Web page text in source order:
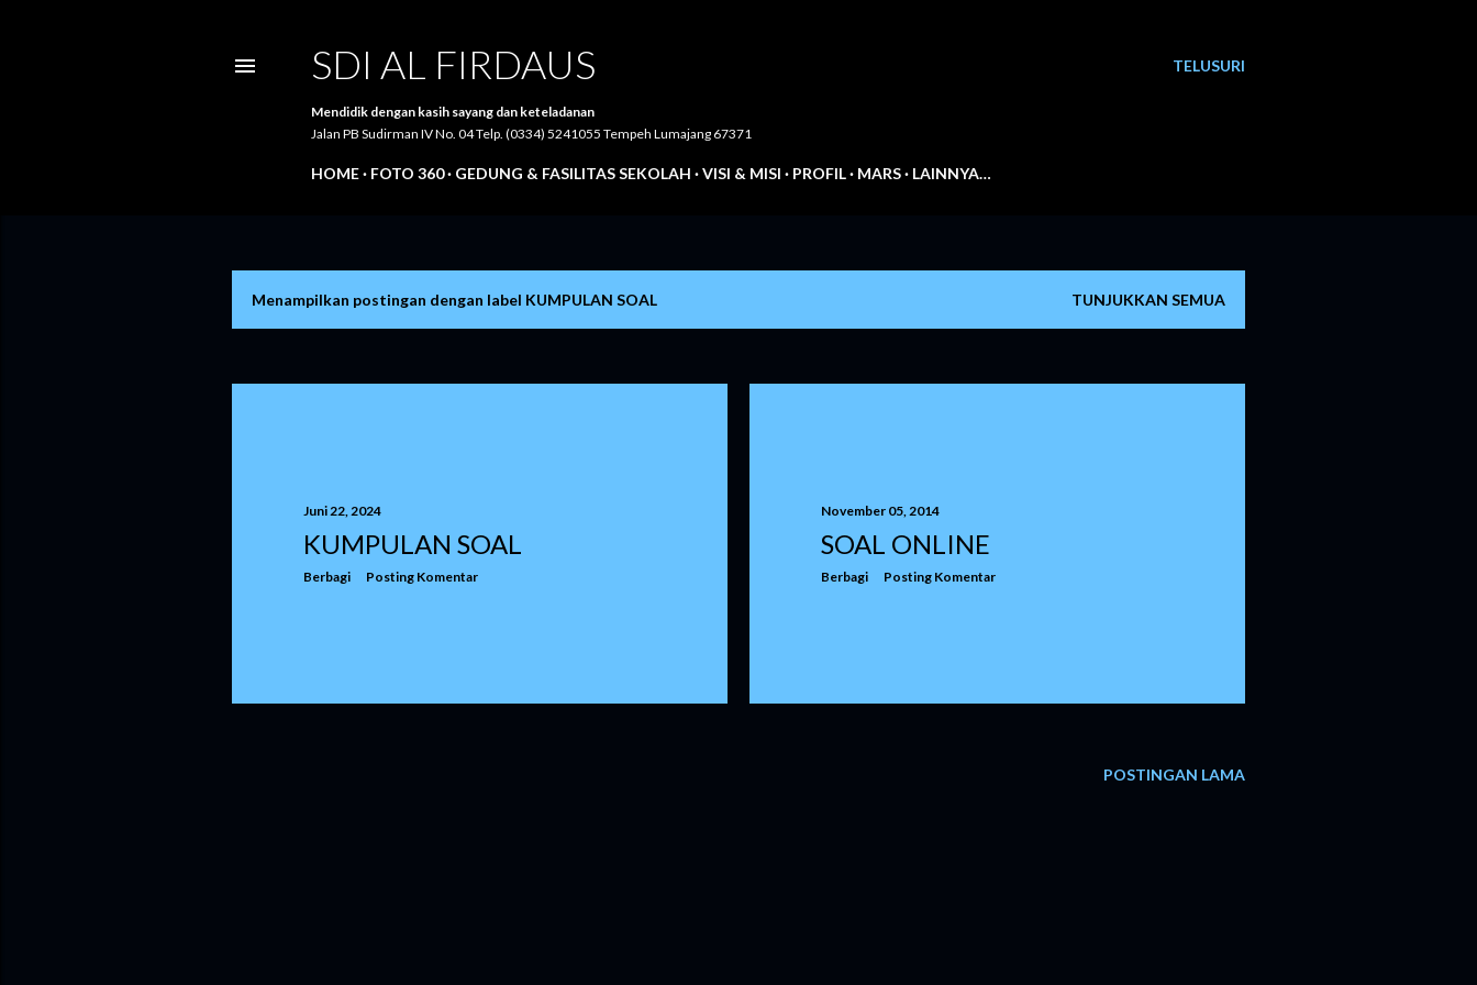
TELUSURI
SDI AL FIRDAUS
Mendidik dengan kasih sayang dan keteladanan
Jalan PB Sudirman IV No. 04 Telp. (0334) 5241055 Tempeh Lumajang 67371
HOME FOTO 360 GEDUNG & FASILITAS SEKOLAH VISI & MISI PROFIL MARS LAINNYA…
s
Menampilkan postingan dengan label KUMPULAN SOAL TUNJUKKAN SEMUA
Juni 22, 2024
KUMPULAN SOAL
Berbagi Posting Komentar
November 05, 2014
SOAL ONLINE
Berbagi Posting Komentar
POSTINGAN LAMA